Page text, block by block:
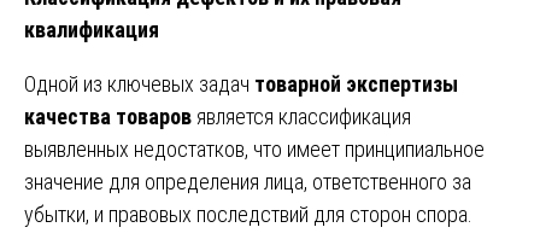
квалификация
Одной из ключевых задач товарной экспертизы
качества товаров является классификация
выявленных недостатков, что имеет принципиальное
значение для определения лица, ответственного за
убытки, и правовых последствий для сторон спора.